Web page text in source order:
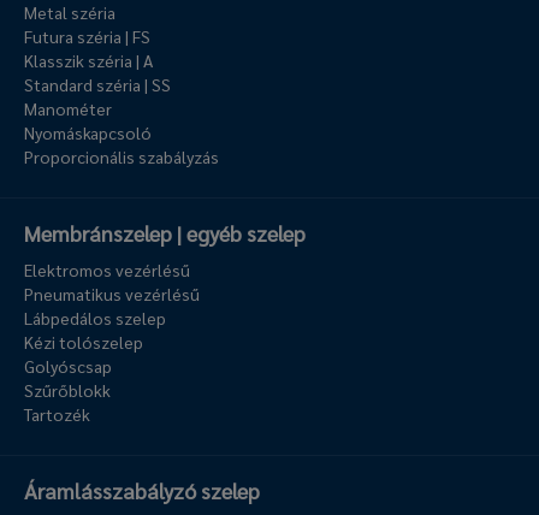
Metal széria
Futura széria | FS
Klasszik széria | A
Standard széria | SS
Manométer
Nyomáskapcsoló
Proporcionális szabályzás
Membránszelep | egyéb szelep
Elektromos vezérlésű
Pneumatikus vezérlésű
Lábpedálos szelep
Kézi tolószelep
Golyóscsap
Szűrőblokk
Tartozék
Áramlásszabályzó szelep